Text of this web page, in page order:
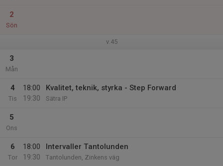
2
Sön
v.45
3
Mån
4
Tis
18:00
19:30
Kvalitet, teknik, styrka - Step Forward
Sätra IP
5
Ons
6
Tor
18:00
19:30
Intervaller Tantolunden
Tantolunden, Zinkens väg